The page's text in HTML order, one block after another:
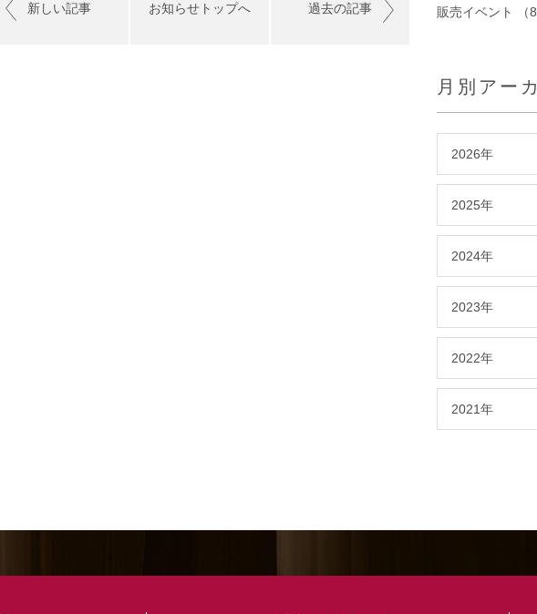
新しい記事 お知らせトップへ 過去の記事 販売イベント （
月別アー
2026年
2025年
2024年
2023年
2022年
2021年